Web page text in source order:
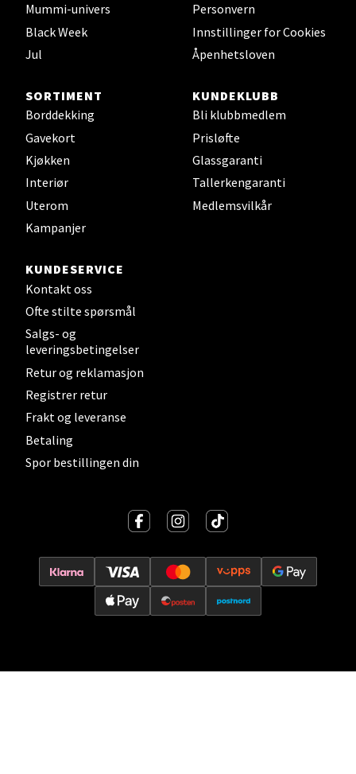
Mummi-univers
Black Week
Jul
Personvern
Innstillinger for Cookies
Åpenhetsloven
SORTIMENT
Borddekking
Gavekort
Kjøkken
Interiør
Uterom
Kampanjer
KUNDEKLUBB
Bli klubbmedlem
Prisløfte
Glassgaranti
Tallerkengaranti
Medlemsvilkår
KUNDESERVICE
Kontakt oss
Ofte stilte spørsmål
Salgs- og
leveringsbetingelser
Retur og reklamasjon
Registrer retur
Frakt og leveranse
Betaling
Spor bestillingen din
Alti Sunndal, Sunndalsveien 17, 6600 Sunndalsøra
Åpent i dag 10-19
0 i butikk
Ålesund - Thon Senter Moa
Langelandsvegen 25, 6010 Ålesund
Åpent i dag 10-20
0 i butikk
Torget 1, 6413 Molde
Åpent i dag 10-20